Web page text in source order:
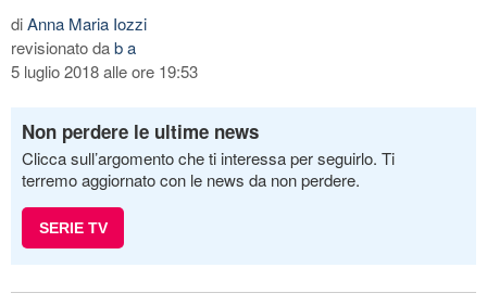
diAnna Maria Iozzi
revisionato dab a
5 luglio 2018 alle ore 19:53
Non perdere le ultime news
Clicca sull’argomento che ti interessa per seguirlo. Ti
terremo aggiornato con le news da non perdere.
SERIE TV